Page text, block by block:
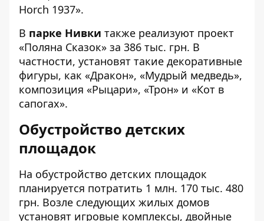
Horch 1937».
В парке Нивки также реализуют проект
«Поляна Сказок» за 386 тыс. грн. В
частности, установят такие декоративные
фигуры, как «Дракон», «Мудрый медведь»,
композиция «Рыцари», «Трон» и «Кот в
сапогах».
Обустройство детских
площадок
На обустройство детских площадок
планируется потратить 1 млн. 170 тыс. 480
грн. Возле следующих жилых домов
установят игровые комплексы, двойные